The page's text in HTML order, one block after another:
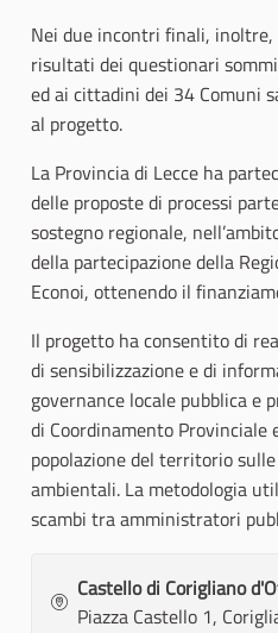
Nei due incontri finali,
risultati dei questionari
ed ai cittadini dei 34 Comuni
al progetto.
La Provincia di Lecce ha
delle proposte di processi
sostegno regionale,
della partecipazione della
Econoi, ottenendo il
Il progetto ha consentito di
di sensibilizzazione e di
governance locale pubblica e
di Coordinamento Provinciale
popolazione del territorio
ambientali. La metodologia
scambi tra amministratori
Castello di Corigliano
Piazza Castello 1,